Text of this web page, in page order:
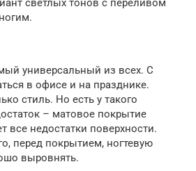
светлых тонов с переливом
универсальный из всех. С
в офисе и на празднике.
стиль. Но есть у такого
– матовое покрытие
все недостатки поверхности.
перед покрытием, ногтевую
выровнять.